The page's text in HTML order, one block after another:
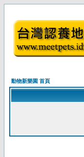
動物新樂園 首頁